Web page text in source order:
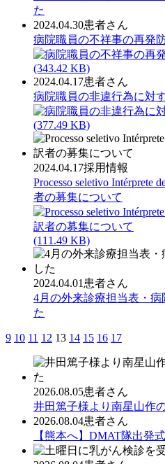
た
2024.04.30患者さん
病院職員の不祥事の再発
(343.42 KB)
2024.04.17患者さん
病院職員の非違行為に対
(377.49 KB)
2024.04.17採用情報
Processo seletivo Intérprete
者の募集について
(111.49 KB)
2024.04.01 患者さん
4月の外来診療担当表・
た
9 10 11 12 13 14 15 16 17
2026.08.05患者さん
井田篤子様より南星山作
2026.08.04患者さん
【熊本へ】DMAT隊出発式